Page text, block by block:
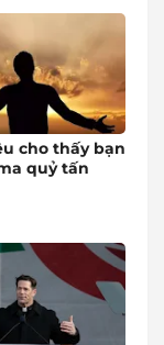
cho thấy bạn
quỷ tấn